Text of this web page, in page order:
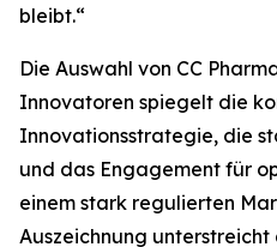
bleibt.“
Die Auswahl von CC
Innovatoren spiegelt die
Innovationsstrategie, die
und das Engagement für
einem stark regulierten
Auszeichnung unterstreicht